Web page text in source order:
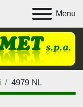
Menu
4979 NL